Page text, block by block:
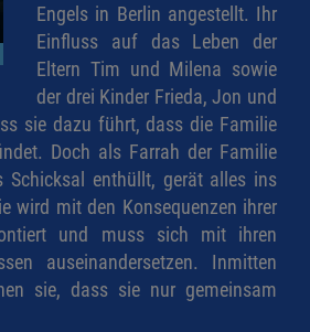
Engels in Berlin angestellt. Ihr
Einfluss auf das Leben der
Eltern Tim und Milena sowie
der drei Kinder Frieda, Jon und
sie dazu führt, dass die Familie
Doch als Farrah der Familie
Schicksal enthüllt, gerät alles ins
wird mit den Konsequenzen ihrer
und muss sich mit ihren
auseinandersetzen. Inmitten
sie, dass sie nur gemeinsam